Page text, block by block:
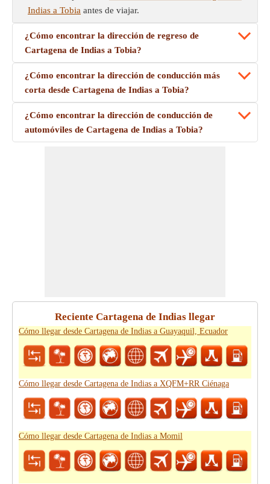
Indias a Tobia antes de viajar.
¿Cómo encontrar la dirección de regreso de
Cartagena de Indias a Tobia?
¿Cómo encontrar la dirección de conducción más
corta desde Cartagena de Indias a Tobia?
¿Cómo encontrar la dirección de conducción de
automóviles de Cartagena de Indias a Tobia?
Reciente Cartagena de Indias llegar
Cómo llegar desde Cartagena de Indias a Guayaquil, Ecuador
Cómo llegar desde Cartagena de Indias a XQFM+RR Ciénaga
Cómo llegar desde Cartagena de Indias a Momil